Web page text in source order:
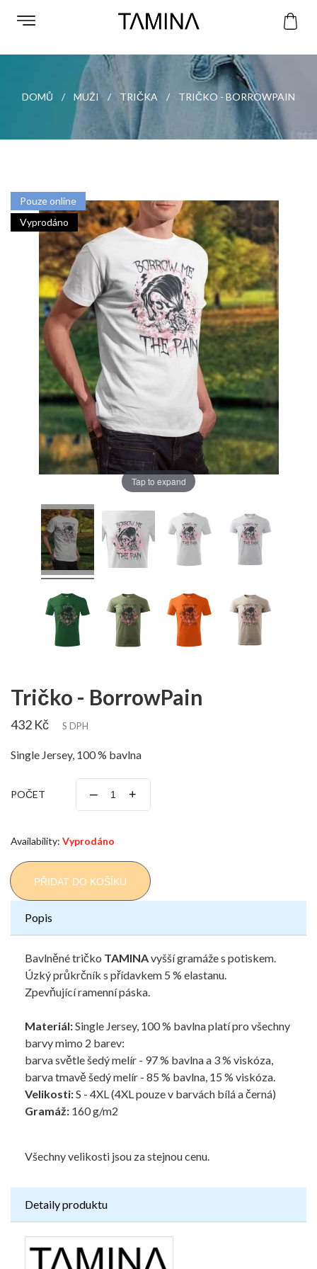
DOMŮ MUŽI TRIČKA TRIČKO - BORROWPAIN
Pouze online
Vyprodáno
Tap to expand
Tričko - BorrowPain
432 Kč S DPH
Single Jersey, 100 % bavlna
POČET – +
Availability: Vyprodáno
PŘIDAT DO KOŠÍKU
Popis
Bavlněné tričko TAMINAvyšší gramáže s potiskem.
Úzký průkrčník s přídavkem 5 % elastanu.
Zpevňující ramenní páska.
Materiál:Single Jersey, 100 % bavlna platí pro všechny
barvy mimo 2 barev:
barva světle šedý melír - 97 % bavlna a 3 % viskóza,
barva tmavě šedý melír - 85 % bavlna, 15 % viskóza.
Velikosti:S - 4XL (4XL pouze v barvách bílá a černá)
Gramáž: 160 g/m2
Všechny velikosti jsou za stejnou cenu.
Detaily produktu